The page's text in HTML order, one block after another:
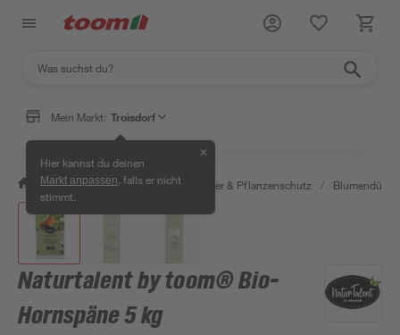
Mein Markt: Troisdorf
Hier kannst du deinen
Markt anpassen , falls er nicht
stimmt.
✕
/ Garten & Freizeit / Erden, Dünger & Pflanzenschutz /
Naturtalent by toom® Bio-
Hornspäne 5 kg